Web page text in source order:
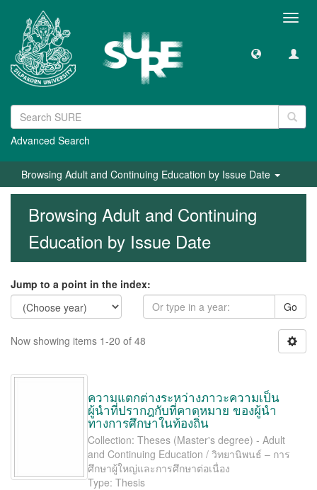
Advanced Search
Browsing Adult and Continuing Education by Issue Date
Browsing Adult and Continuing
Education by Issue Date
Jump to a point in the index:
Go
Now showing items 1-20 of 48
ความแตกต่างระหว่างภาวะความเป็น
ผู้นำที่ปรากฎกับที่คาดหมาย ของผู้นำ
ทางการศึกษาในท้องถิ่น
Collection: Theses (Master's degree) - Adult
and Continuing Education / วิทยานิพนธ์ – การ
ศึกษาผู้ใหญ่และการศึกษาต่อเนื่อง
Type: Thesis